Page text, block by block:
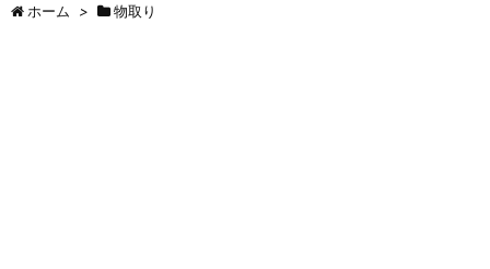
ホーム > 物取り